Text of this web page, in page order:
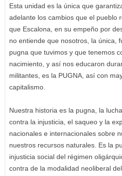
Esta unidad es la única que
adelante los cambios que el pueblo
que Escalona, en su empeño por
no entiende que nosotros, la única,
pugna que tuvimos y que tenemos
nacimiento, y así nos educaron
militantes, es la PUGNA, así con
capitalismo.
Nuestra historia es la pugna, la
contra la injusticia, el saqueo y la
nacionales e internacionales sobre
nuestros recursos naturales. Es la
injusticia social del régimen
contra de la modalidad neoliberal